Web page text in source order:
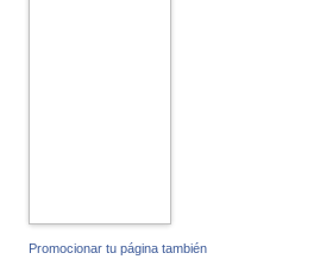
Promocionar tu página también